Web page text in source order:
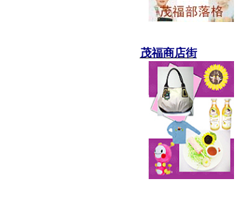
茂福商店街